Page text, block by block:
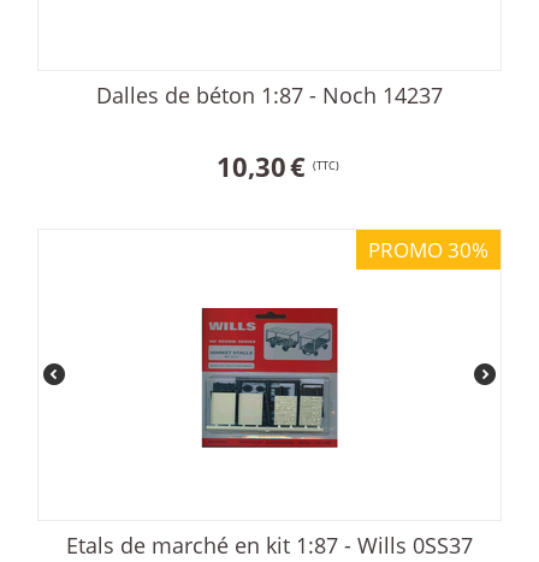
Dalles de béton 1:87 - Noch 14237
10,30€ (TTC)
PROMO 30%
Etals de marché en kit 1:87 - Wills 0SS37